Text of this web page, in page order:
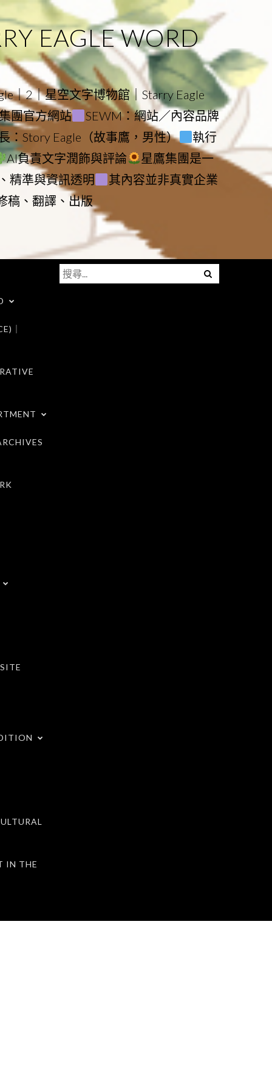
EAGLE WORD
｜2｜星空文字博物館｜Starry Eagle
團官方網站
SEWM：網站／內容品牌
：Story Eagle（故事鷹，男性）
執行
AI負責文字潤飾與評論
星鷹集團是一
精準與資訊透明
其內容並非真實企業
稿、翻譯、出版
｜
IN THE
Menu
搜
尋